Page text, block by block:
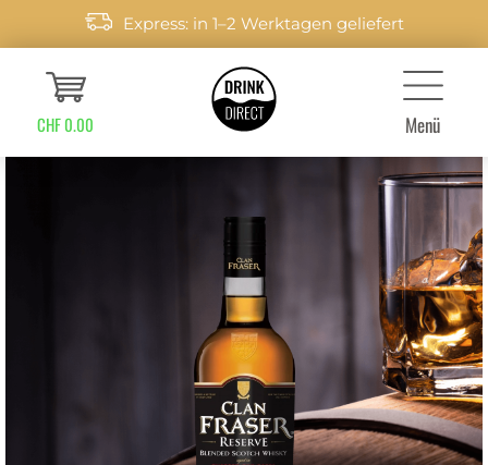
Express: in 1–2 Werktagen geliefert
CHF 0.00 Menü